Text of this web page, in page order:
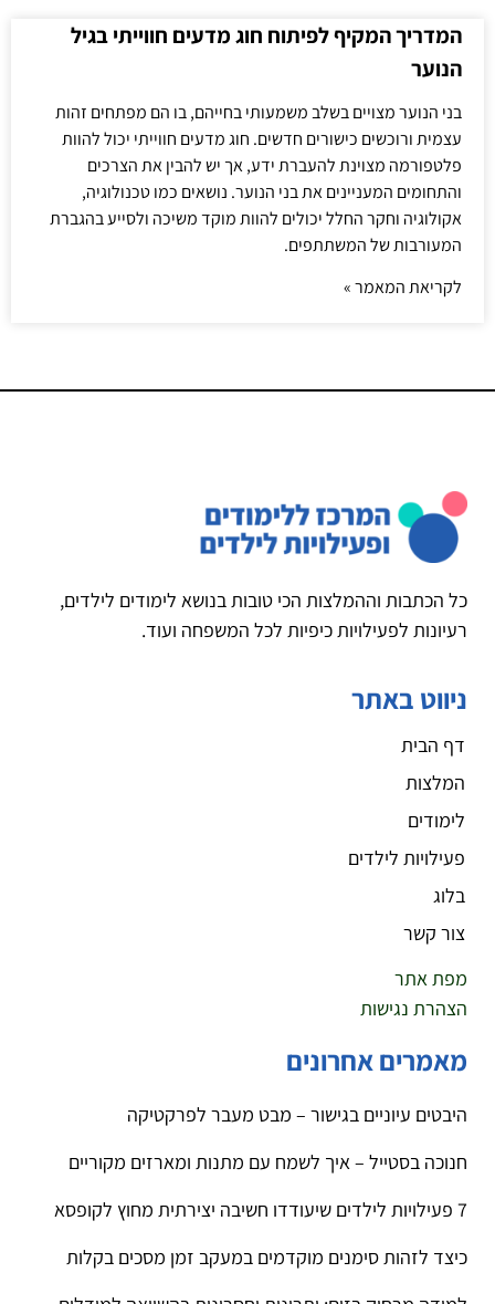
המדריך המקיף לפיתוח חוג מדעים חווייתי בגיל
הנוער
בני הנוער מצויים בשלב משמעותי בחייהם, בו הם מפתחים זהות
עצמית ורוכשים כישורים חדשים. חוג מדעים חווייתי יכול להוות
פלטפורמה מצוינת להעברת ידע, אך יש להבין את הצרכים
והתחומים המעניינים את בני הנוער. נושאים כמו טכנולוגיה,
אקולוגיה וחקר החלל יכולים להוות מוקד משיכה ולסייע בהגברת
המעורבות של המשתתפים.
לקריאת המאמר »
כל הכתבות וההמלצות הכי טובות בנושא לימודים לילדים,
רעיונות לפעילויות כיפיות לכל המשפחה ועוד.
ניווט באתר
דף הבית
המלצות
לימודים
פעילויות לילדים
בלוג
צור קשר
מפת אתר
הצהרת נגישות
מאמרים אחרונים
היבטים עיוניים בגישור – מבט מעבר לפרקטיקה
חנוכה בסטייל – איך לשמח עם מתנות ומארזים מקוריים
7 פעילויות לילדים שיעודדו חשיבה יצירתית מחוץ לקופסא
כיצד לזהות סימנים מוקדמים במעקב זמן מסכים בקלות